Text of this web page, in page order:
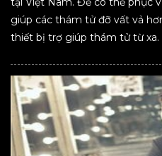
giúp các thám tử đỡ vất vả
thiết bị trợ giúp thám tử từ xa.